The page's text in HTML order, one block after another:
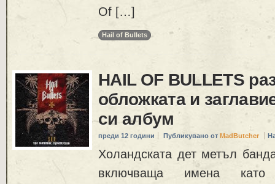
Of […]
Hail of Bullets
HAIL OF BULLETS
обложката и
си албум
преди 12 години Публикувано от MadButcher
Холандската дет метъл
включваща имена като